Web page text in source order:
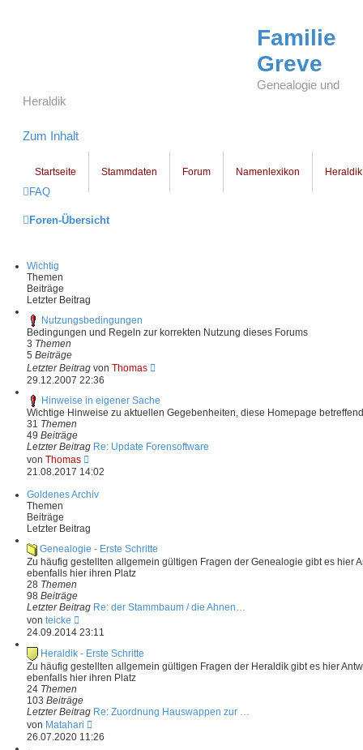
Familie
Greve
Genealogie und
Heraldik
Zum Inhalt
Startseite Stammdaten Forum Namenlexikon Heraldik
FAQ
Foren-Übersicht
Wichtig
Themen
Beiträge
Letzter Beitrag
Nutzungsbedingungen
Bedingungen und Regeln zur korrekten Nutzung dieses Forums
3 Themen
5 Beiträge
Letzter Beitrag von Thomas
e
s
r
29.12.2007 22:36
Hinweise in eigener Sache
Wichtige Hinweise zu aktuellen Gegebenheiten, diese Homepage betreffend
31 Themen
49 Beiträge
Letzter Beitrag Re: Update Forensoftware
von Thomas
e
e
e
r
B
e
i
a
21.08.2017 14:02
Goldenes Archiv
Themen
Beiträge
Letzter Beitrag
Genealogie - Erste Schritte
Zu häufig gestellten allgemein gültigen Fragen der Genealogie gibt es hier
ebenfalls hier ihren Platz
28 Themen
98 Beiträge
Letzter Beitrag Re: der Stammbaum / die Ahnen…
von teicke
e
e
s
t
r
B
e
i
t
24.09.2014 23:11
Heraldik - Erste Schritte
Zu häufig gestellten allgemein gültigen Fragen der Heraldik gibt es hier
ebenfalls hier ihren Platz
24 Themen
103 Beiträge
Letzter Beitrag Re: Zuordnung Hauswappen zur …
von Matahari
e
26.07.2020 11:26